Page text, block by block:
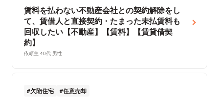
賃料を払わない不動産会社との契約解除をし
て、賃借人と直接契約・たまった未払賃料も
回収したい【不動産】【賃料】【賃貸借契
約】
依頼主 40代 男性
欠陥住宅 任意売却